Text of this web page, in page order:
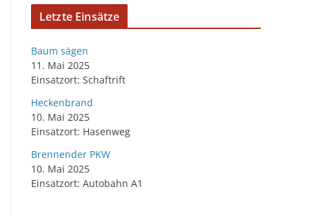
Letzte Einsätze
Baum sägen
11. Mai 2025
Einsatzort: Schaftrift
Heckenbrand
10. Mai 2025
Einsatzort: Hasenweg
Brennender PKW
10. Mai 2025
Einsatzort: Autobahn A1